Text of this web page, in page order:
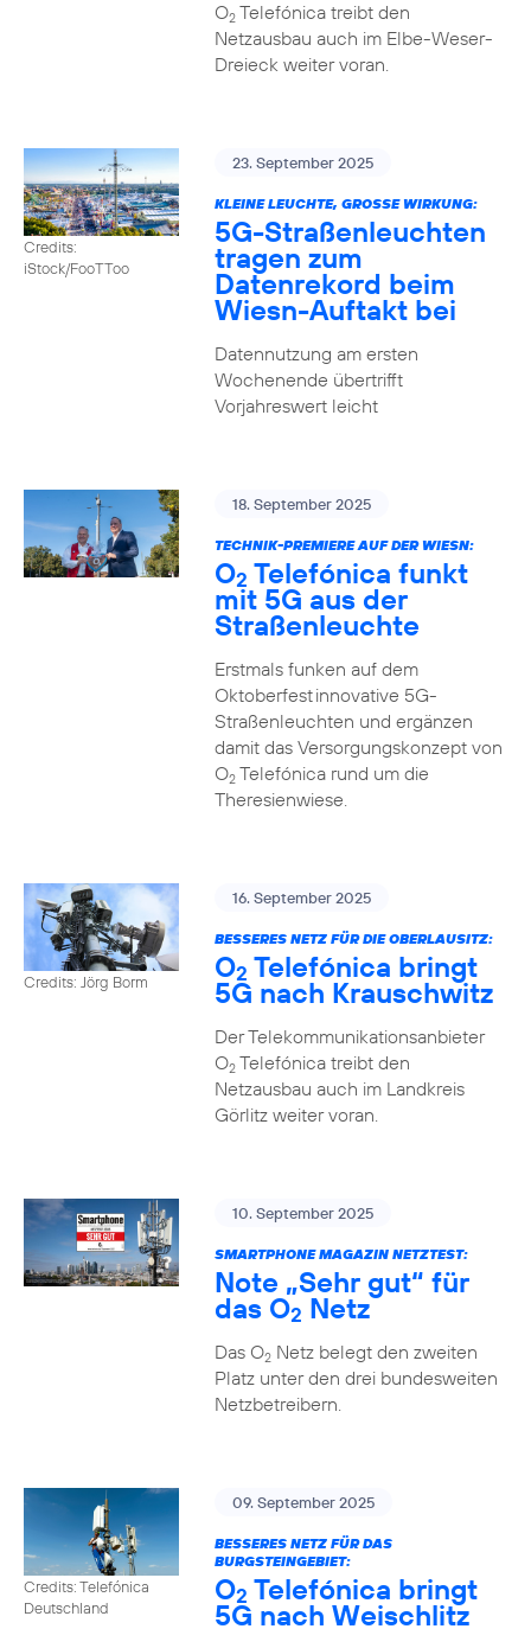
O2Telefónica treibt den
Netzausbau auch im Elbe-Weser-
Dreieck weiter voran.
Credits:
iStock/FooTToo
23. September 2025
KLEINE LEUCHTE, GROSSE WIRKUNG:
5G-Straßenleuchten
tragen zum
Datenrekord beim
Wiesn-Auftakt bei
Datennutzung am ersten
Wochenende übertrifft
Vorjahreswert leicht
18. September 2025
TECHNIK-PREMIERE AUF DER WIESN:
O2 Telefónica funkt
mit 5G aus der
Straßenleuchte
Erstmals funken auf dem
Oktoberfest innovative 5G-
Straßenleuchten und ergänzen
damit das Versorgungskonzept von
O2Telefónica rund um die
Theresienwiese.
Credits: Jörg Borm
16. September 2025
BESSERES NETZ FÜR DIE OBERLAUSITZ:
O2 Telefónica bringt
5G nach Krauschwitz
Der Telekommunikationsanbieter
O2Telefónica treibt den
Netzausbau auch im Landkreis
Görlitz weiter voran.
10. September 2025
SMARTPHONE MAGAZIN NETZTEST:
Note „Sehr gut“ für
das O2 Netz
Das O2Netz belegt den zweiten
Platz unter den drei bundesweiten
Netzbetreibern.
Credits: Telefónica
Deutschland
09. September 2025
BESSERES NETZ FÜR DAS
BURGSTEINGEBIET:
O2 Telefónica bringt
5G nach Weischlitz